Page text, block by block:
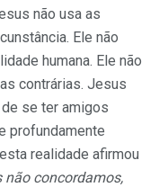
não usa as
Ele não
humana. Ele não
contrárias. Jesus
se ter amigos
profundamente
realidade afirmou
não concordamos,